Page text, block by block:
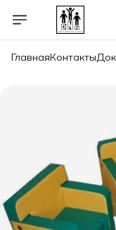
ГлавнаяКонтакты